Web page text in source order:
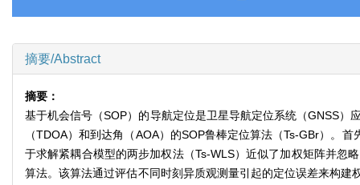
摘要/Abstract
摘要：
基于机会信号（SOP）的导航定位是卫星导航定位系统（GNSS
（TDOA）和到达角（AOA）的SOP鲁棒定位算法（Ts-GBr）。
于求解紧耦合模型的两步加权法（Ts-WLS）近似了加权矩阵并忽
算法。该算法通过评估不同时刻异质观测量引起的定位误差来构